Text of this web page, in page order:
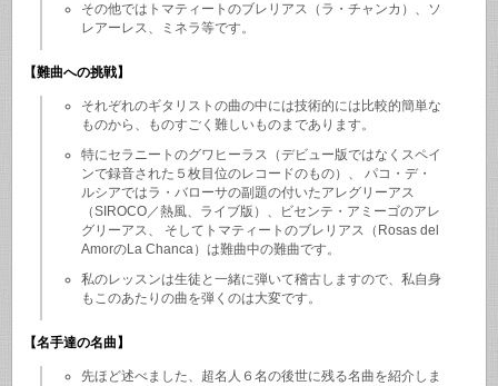
その他ではトマティートのブレリアス（ラ・チャンカ）、ソ
レアーレス、ミネラ等です。
【難曲への挑戦】
それぞれのギタリストの曲の中には技術的には比較的簡単な
ものから、ものすごく難しいものまであります。
特にセラニートのグワヒーラス（デビュー版ではなくスペイ
ンで録音された５枚目位のレコードのもの）、 パコ・デ・
ルシアではラ・バローサの副題の付いたアレグリーアス
（SIROCO／熱風、ライブ版）、ビセンテ・アミーゴのアレ
グリーアス、 そしてトマティートのブレリアス（Rosas del
AmorのLa Chanca）は難曲中の難曲です。
私のレッスンは生徒と一緒に弾いて稽古しますので、私自身
もこのあたりの曲を弾くのは大変です。
【名手達の名曲】
先ほど述べました、超名人６名の後世に残る名曲を紹介しま